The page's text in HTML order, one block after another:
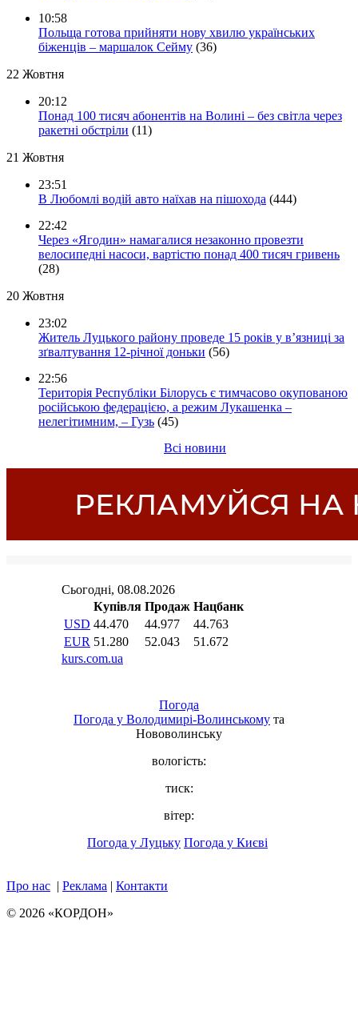
10:58
Польща готова прийняти нову хвилю українських
біженців – маршалок Сейму (36)
22 Жовтня
20:12
Понад 100 тисяч абонентів на Волині – без світла через
ракетні обстріли (11)
21 Жовтня
23:51
В Любомлі водій авто наїхав на пішохода (444)
22:42
Через «Ягодин» намагалися незаконно провезти
велосипедні насоси, вартістю понад 400 тисяч гривень
(28)
20 Жовтня
23:02
Житель Луцького району проведе 15 років у в’язниці за
зґвалтування 12-річної доньки (56)
22:56
Територія Республіки Білорусь є тимчасово окупованою
російською федерацією, а режим Лукашенка –
нелегітимним, – Гузь (45)
Всі новини
Погода
Погода у Володимирі-Волинському та
Нововолинську
вологість:
тиск:
вітер:
Погода у Луцьку Погода у Києві
Про нас | Реклама | Контакти
© 2026 «КОРДОН»